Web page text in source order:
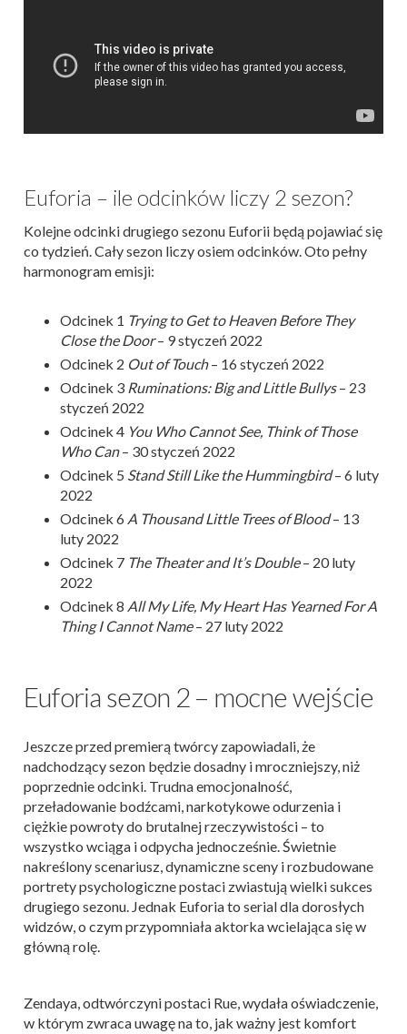
Euforia – ile odcinków liczy 2 sezon?
Kolejne odcinki drugiego sezonu Euforii będą pojawiać się
co tydzień. Cały sezon liczy osiem odcinków. Oto pełny
harmonogram emisji:
Odcinek 1 Trying to Get to Heaven Before They
Close the Door– 9 styczeń 2022
Odcinek 2 Out of Touch– 16 styczeń 2022
Odcinek 3 Ruminations: Big and Little Bullys– 23
styczeń 2022
Odcinek 4 You Who Cannot See, Think of Those
Who Can– 30 styczeń 2022
Odcinek 5 Stand Still Like the Hummingbird– 6 luty
2022
Odcinek 6 A Thousand Little Trees of Blood– 13
luty 2022
Odcinek 7 The Theater and It’s Double– 20 luty
2022
Odcinek 8 All My Life, My Heart Has Yearned For A
Thing I Cannot Name– 27 luty 2022
Euforia sezon 2 – mocne wejście
Jeszcze przed premierą twórcy zapowiadali, że
nadchodzący sezon będzie dosadny i mroczniejszy, niż
poprzednie odcinki. Trudna emocjonalność,
przeładowanie bodźcami, narkotykowe odurzenia i
ciężkie powroty do brutalnej rzeczywistości – to
wszystko wciąga i odpycha jednocześnie. Świetnie
nakreślony scenariusz, dynamiczne sceny i rozbudowane
portrety psychologiczne postaci zwiastują wielki sukces
drugiego sezonu. Jednak Euforia to serial dla dorosłych
widzów, o czym przypomniała aktorka wcielająca się w
główną rolę.
Zendaya, odtwórczyni postaci Rue, wydała oświadczenie,
w którym zwraca uwagę na to, jak ważny jest komfort